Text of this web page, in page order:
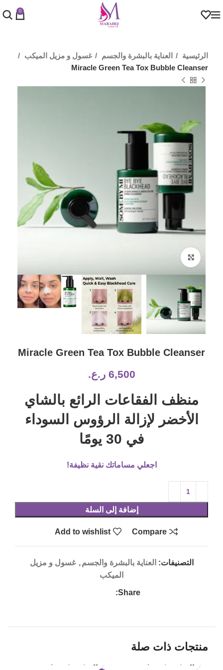
0
الرئيسية العناية بالبشرة والجسم
غسول و مزيل الميكب
Miracle Green Tea Tox Bubble Cleanser
Miracle Green Tea Tox Bubble Cleanser
6,500 ر.ع.
منظف ​​الفقاعات الرائع بالشاي
الأخضر لإزالة الرؤوس السوداء
في 30 يومًا
اجعلي مساماتك نقية نظيفة!
إضافة إلى السلة
Compare
Add to wishlist
التصنيفات: العناية بالبشرة والجسم , غسول و مزيل
الميكب
Share:
منتجات ذات صلة